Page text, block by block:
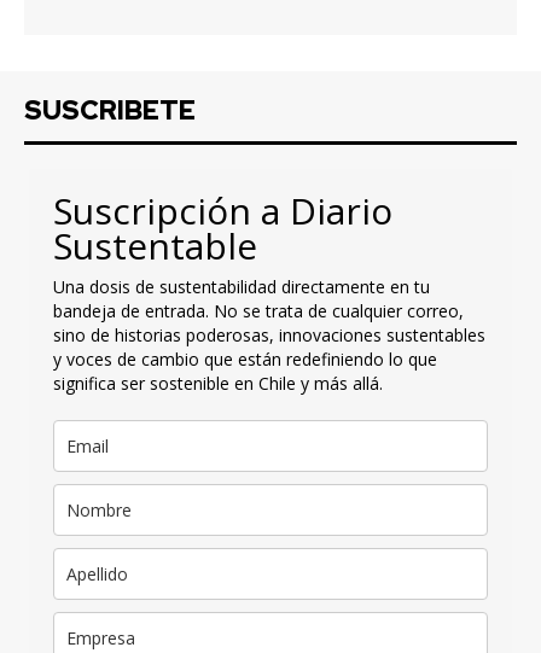
SUSCRIBETE
Suscripción a Diario
Sustentable
Una dosis de sustentabilidad directamente en tu
bandeja de entrada. No se trata de cualquier correo,
sino de historias poderosas, innovaciones sustentables
y voces de cambio que están redefiniendo lo que
significa ser sostenible en Chile y más allá.